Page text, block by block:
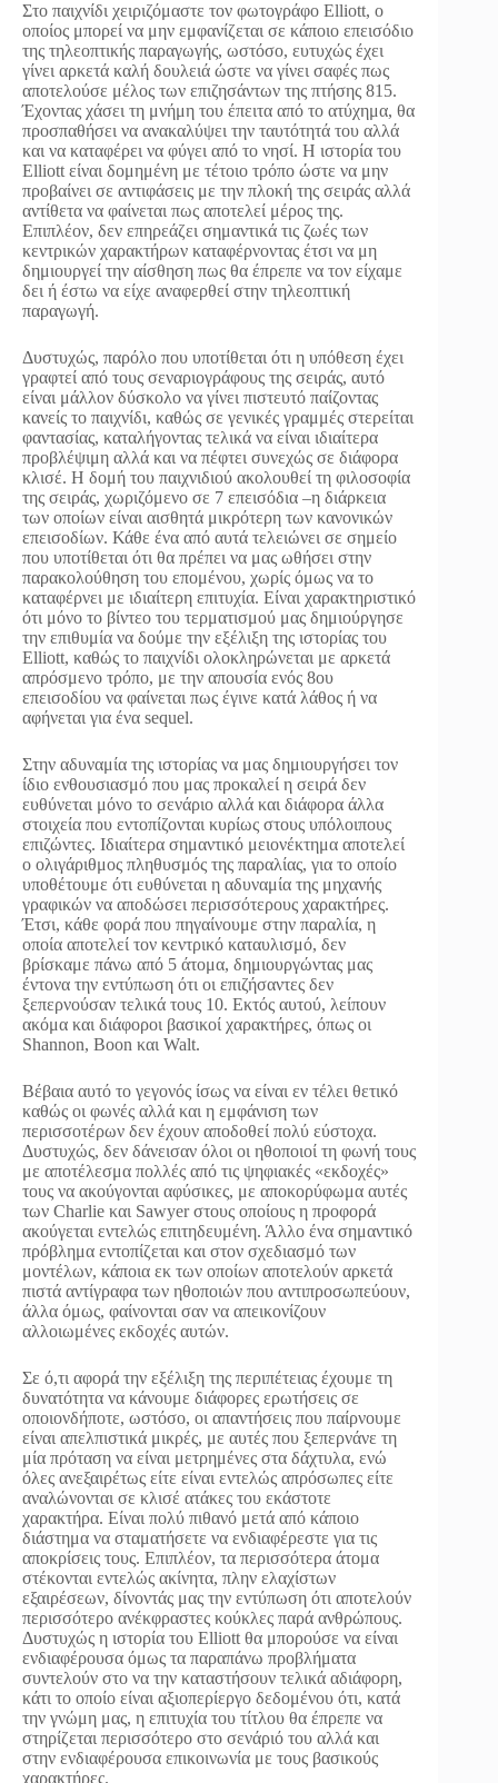
Στο παιχνίδι χειριζόμαστε τον φωτογράφο Elliott, ο
οποίος μπορεί να μην εμφανίζεται σε κάποιο επεισόδιο
της τηλεοπτικής παραγωγής, ωστόσο, ευτυχώς έχει
γίνει αρκετά καλή δουλειά ώστε να γίνει σαφές πως
αποτελούσε μέλος των επιζησάντων της πτήσης 815.
Έχοντας χάσει τη μνήμη του έπειτα από το ατύχημα, θα
προσπαθήσει να ανακαλύψει την ταυτότητά του αλλά
και να καταφέρει να φύγει από το νησί. Η ιστορία του
Elliott είναι δομημένη με τέτοιο τρόπο ώστε να μην
προβαίνει σε αντιφάσεις με την πλοκή της σειράς αλλά
αντίθετα να φαίνεται πως αποτελεί μέρος της.
Επιπλέον, δεν επηρεάζει σημαντικά τις ζωές των
κεντρικών χαρακτήρων καταφέρνοντας έτσι να μη
δημιουργεί την αίσθηση πως θα έπρεπε να τον είχαμε
δει ή έστω να είχε αναφερθεί στην τηλεοπτική
παραγωγή.
Δυστυχώς, παρόλο που υποτίθεται ότι η υπόθεση έχει
γραφτεί από τους σεναριογράφους της σειράς, αυτό
είναι μάλλον δύσκολο να γίνει πιστευτό παίζοντας
κανείς το παιχνίδι, καθώς σε γενικές γραμμές στερείται
φαντασίας, καταλήγοντας τελικά να είναι ιδιαίτερα
προβλέψιμη αλλά και να πέφτει συνεχώς σε διάφορα
κλισέ. Η δομή του παιχνιδιού ακολουθεί τη φιλοσοφία
της σειράς, χωριζόμενο σε 7 επεισόδια –η διάρκεια
των οποίων είναι αισθητά μικρότερη των κανονικών
επεισοδίων. Κάθε ένα από αυτά τελειώνει σε σημείο
που υποτίθεται ότι θα πρέπει να μας ωθήσει στην
παρακολούθηση του επομένου, χωρίς όμως να το
καταφέρνει με ιδιαίτερη επιτυχία. Είναι χαρακτηριστικό
ότι μόνο το βίντεο του τερματισμού μας δημιούργησε
την επιθυμία να δούμε την εξέλιξη της ιστορίας του
Elliott, καθώς το παιχνίδι ολοκληρώνεται με αρκετά
απρόσμενο τρόπο, με την απουσία ενός 8ου
επεισοδίου να φαίνεται πως έγινε κατά λάθος ή να
αφήνεται για ένα sequel.
Στην αδυναμία της ιστορίας να μας δημιουργήσει τον
ίδιο ενθουσιασμό που μας προκαλεί η σειρά δεν
ευθύνεται μόνο το σενάριο αλλά και διάφορα άλλα
στοιχεία που εντοπίζονται κυρίως στους υπόλοιπους
επιζώντες. Ιδιαίτερα σημαντικό μειονέκτημα αποτελεί
ο ολιγάριθμος πληθυσμός της παραλίας, για το οποίο
υποθέτουμε ότι ευθύνεται η αδυναμία της μηχανής
γραφικών να αποδώσει περισσότερους χαρακτήρες.
Έτσι, κάθε φορά που πηγαίνουμε στην παραλία, η
οποία αποτελεί τον κεντρικό καταυλισμό, δεν
βρίσκαμε πάνω από 5 άτομα, δημιουργώντας μας
έντονα την εντύπωση ότι οι επιζήσαντες δεν
ξεπερνούσαν τελικά τους 10. Εκτός αυτού, λείπουν
ακόμα και διάφοροι βασικοί χαρακτήρες, όπως οι
Shannon, Boon και Walt.
Βέβαια αυτό το γεγονός ίσως να είναι εν τέλει θετικό
καθώς οι φωνές αλλά και η εμφάνιση των
περισσοτέρων δεν έχουν αποδοθεί πολύ εύστοχα.
Δυστυχώς, δεν δάνεισαν όλοι οι ηθοποιοί τη φωνή τους
με αποτέλεσμα πολλές από τις ψηφιακές «εκδοχές»
τους να ακούγονται αφύσικες, με αποκορύφωμα αυτές
των Charlie και Sawyer στους οποίους η προφορά
ακούγεται εντελώς επιτηδευμένη. Άλλο ένα σημαντικό
πρόβλημα εντοπίζεται και στον σχεδιασμό των
μοντέλων, κάποια εκ των οποίων αποτελούν αρκετά
πιστά αντίγραφα των ηθοποιών που αντιπροσωπεύουν,
άλλα όμως, φαίνονται σαν να απεικονίζουν
αλλοιωμένες εκδοχές αυτών.
Σε ό,τι αφορά την εξέλιξη της περιπέτειας έχουμε τη
δυνατότητα να κάνουμε διάφορες ερωτήσεις σε
οποιονδήποτε, ωστόσο, οι απαντήσεις που παίρνουμε
είναι απελπιστικά μικρές, με αυτές που ξεπερνάνε τη
μία πρόταση να είναι μετρημένες στα δάχτυλα, ενώ
όλες ανεξαιρέτως είτε είναι εντελώς απρόσωπες είτε
αναλώνονται σε κλισέ ατάκες του εκάστοτε
χαρακτήρα. Είναι πολύ πιθανό μετά από κάποιο
διάστημα να σταματήσετε να ενδιαφέρεστε για τις
αποκρίσεις τους. Επιπλέον, τα περισσότερα άτομα
στέκονται εντελώς ακίνητα, πλην ελαχίστων
εξαιρέσεων, δίνοντάς μας την εντύπωση ότι αποτελούν
περισσότερο ανέκφραστες κούκλες παρά ανθρώπους.
Δυστυχώς η ιστορία του Elliott θα μπορούσε να είναι
ενδιαφέρουσα όμως τα παραπάνω προβλήματα
συντελούν στο να την καταστήσουν τελικά αδιάφορη,
κάτι το οποίο είναι αξιοπερίεργο δεδομένου ότι, κατά
την γνώμη μας, η επιτυχία του τίτλου θα έπρεπε να
στηρίζεται περισσότερο στο σενάριό του αλλά και
στην ενδιαφέρουσα επικοινωνία με τους βασικούς
χαρακτήρες.